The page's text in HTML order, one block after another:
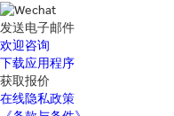
发送电子邮件
欢迎咨询
下载应用程序
获取报价
在线隐私政策